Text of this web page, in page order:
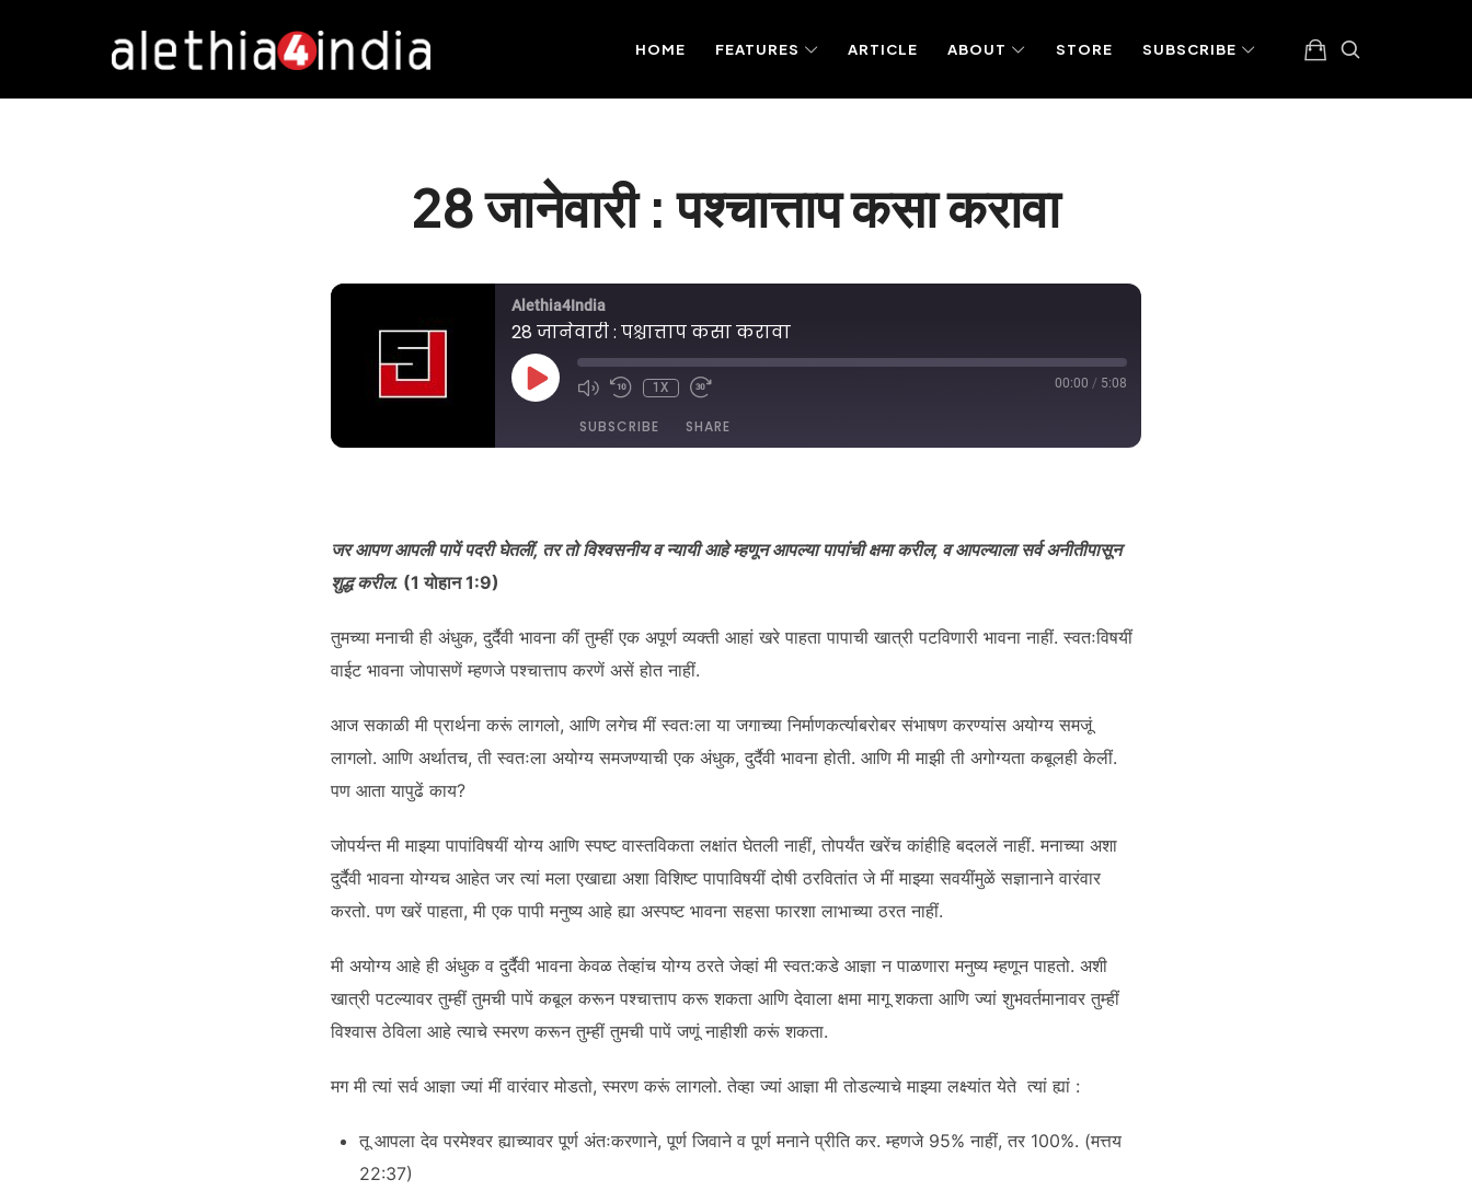
Alethia4India HOME FEATURES ARTICLE ABOUT STORE SUBSCRIBE
28 जानेवारी : पश्चात्ताप कसा करावा
Alethia4India
28 जानेवारी : पश्चात्ताप कसा करावा
PLAY
EPISODE
1X 00:00 / 5:08
SUBSCRIBE SHARE
LINK
EMBED
जर आपण आपली पापें पदरी घेतलीं, तर तो विश्वसनीय व न्यायी आहे म्हणून आपल्या पापांची क्षमा करील, व आपल्याला सर्व अनीतीपासून
शुद्ध करील. (1 योहान 1:9)
तुमच्या मनाची ही अंधुक, दुर्दैवी भावना कीं तुम्हीं एक अपूर्ण व्यक्ती आहां खरे पाहता पापाची खात्री पटविणारी भावना नाहीं. स्वतःविषयीं
वाईट भावना जोपासणें म्हणजे पश्चात्ताप करणें असें होत नाहीं.
आज सकाळी मी प्रार्थना करूं लागलो, आणि लगेच मीं स्वतःला या जगाच्या निर्माणकर्त्याबरोबर संभाषण करण्यांस अयोग्य समजूं
लागलो. आणि अर्थातच, ती स्वतःला अयोग्य समजण्याची एक अंधुक, दुर्दैवी भावना होती. आणि मी माझी ती अगोग्यता कबूलही केलीं.
पण आता यापुढें काय?
जोपर्यन्त मी माझ्या पापांविषयीं योग्य आणि स्पष्ट वास्तविकता लक्षांत घेतली नाहीं, तोपर्यंत खरेंच कांहीहि बदललें नाहीं. मनाच्या अशा
दुर्दैवी भावना योग्यच आहेत जर त्यां मला एखाद्या अशा विशिष्ट पापाविषयीं दोषी ठरवितांत जे मीं माझ्या सवयींमुळें सज्ञानाने वारंवार
करतो. पण खरें पाहता, मी एक पापी मनुष्य आहे ह्या अस्पष्ट भावना सहसा फारशा लाभाच्या ठरत नाहीं.
मी अयोग्य आहे ही अंधुक व दुर्दैवी भावना केवळ तेव्हांच योग्य ठरते जेव्हां मी स्वत:कडे आज्ञा न पाळणारा मनुष्य म्हणून पाहतो. अशी
खात्री पटल्यावर तुम्हीं तुमची पापें कबूल करून पश्चात्ताप करू शकता आणि देवाला क्षमा मागू शकता आणि ज्यां शुभवर्तमानावर तुम्हीं
विश्वास ठेविला आहे त्याचे स्मरण करून तुम्हीं तुमची पापें जणूं नाहीशी करूं शकता.
मग मी त्यां सर्व आज्ञा ज्यां मीं वारंवार मोडतो, स्मरण करूं लागलो. तेव्हा ज्यां आज्ञा मी तोडल्याचे माझ्या लक्ष्यांत येते त्यां ह्यां :
तू आपला देव परमेश्वर ह्याच्यावर पूर्ण अंतःकरणाने, पूर्ण जिवाने व पूर्ण मनाने प्रीति कर. म्हणजे 95% नाहीं, तर 100%. (मत्तय
22:37)